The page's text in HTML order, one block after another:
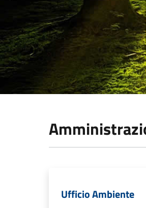
Ufficio Ambiente